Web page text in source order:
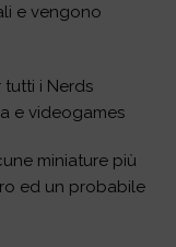
e vengono
i Nerds
e videogames
miniature più
ed un probabile